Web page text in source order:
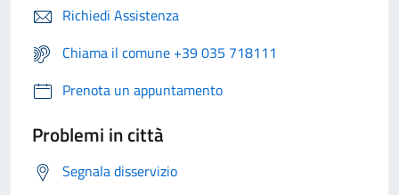
Richiedi Assistenza
Chiama il comune +39 035 718111
Prenota un appuntamento
Problemi in città
Segnala disservizio